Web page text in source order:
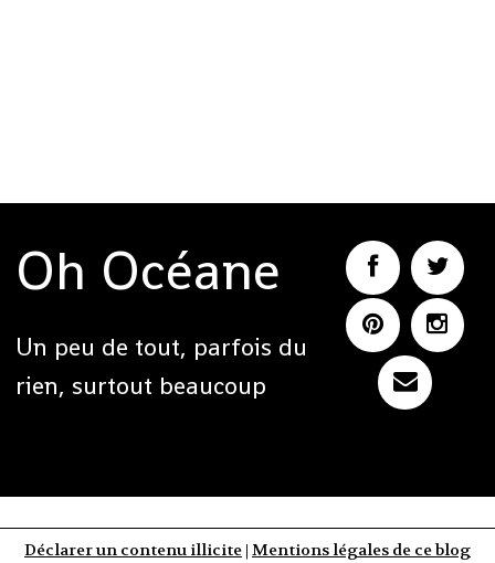
Oh Océane
Un peu de tout, parfois du
rien, surtout beaucoup
Déclarer un contenu illicite | Mentions légales de ce blog